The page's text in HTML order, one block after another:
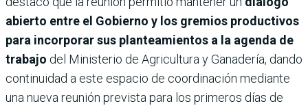
abierto entre el Gobierno y los gremios productivos
para incorporar sus planteamientos a la agenda de
trabajo del Ministerio de Agricultura y Ganadería, dando
continuidad a este espacio de coordinación mediante
una nueva reunión prevista para los primeros días de